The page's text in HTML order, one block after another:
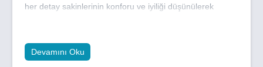
her detay sakinlerinin konforu ve iyiliği düşünülerek
bir seçenektir.
Proje kapsamında; kapalı ısıtmalı yüzme havuzu, spa
Devamını Oku